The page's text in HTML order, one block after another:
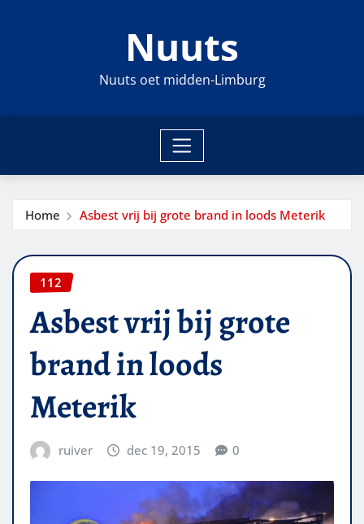
Nuuts
Nuuts oet midden-Limburg
Home Asbest vrij bij grote brand in loods Meterik
112
Asbest vrij bij grote
brand in loods
Meterik
ruiver dec 19, 2015 0